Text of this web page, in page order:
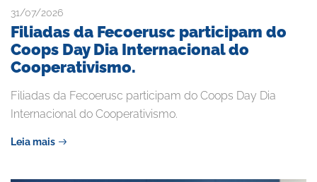
31/07/2026
Filiadas da Fecoerusc participam do
Coops Day Dia Internacional do
Cooperativismo.
Filiadas da Fecoerusc participam do Coops Day Dia
Internacional do Cooperativismo.
Leia mais